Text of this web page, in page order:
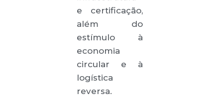
e certificação,
além do
estímulo à
economia
circular e à
logística
reversa.